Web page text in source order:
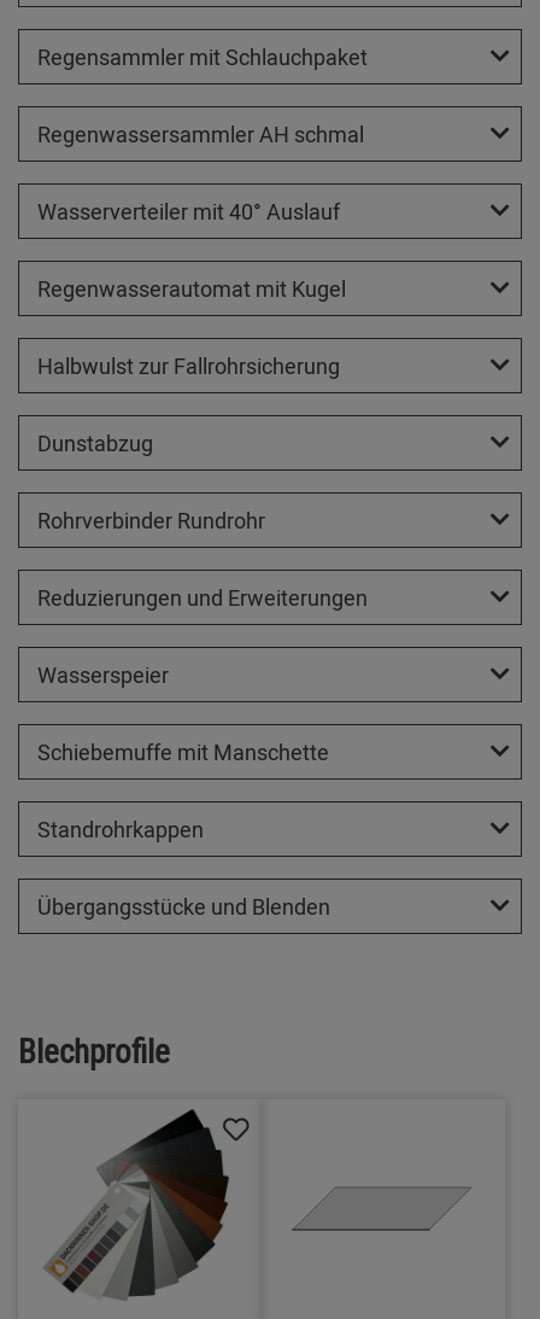
Regensammler mit Schlauchpaket
Regenwassersammler AH schmal
Wasserverteiler mit 40° Auslauf
Regenwasserautomat mit Kugel
Halbwulst zur Fallrohrsicherung
Dunstabzug
Rohrverbinder Rundrohr
Reduzierungen und Erweiterungen
Wasserspeier
Schiebemuffe mit Manschette
Standrohrkappen
Übergangsstücke und Blenden
Blechprofile